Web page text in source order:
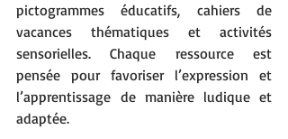
pictogrammes éducatifs, cahiers de
vacances thématiques et activités
sensorielles. Chaque ressource est
pensée pour favoriser l’expression et
l’apprentissage de manière ludique et
adaptée.